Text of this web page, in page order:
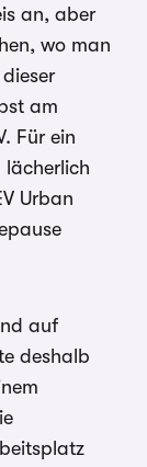
an, aber
wo man
am
Für ein
Urban
auf
deshalb